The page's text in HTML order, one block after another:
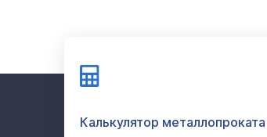
Калькулятор металлопроката